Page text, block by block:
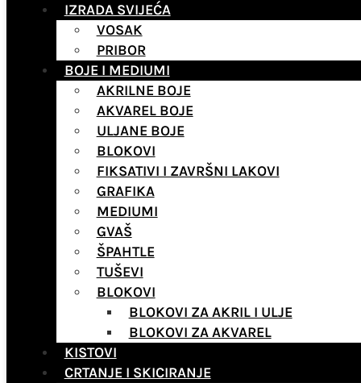
IZRADA SVIJEĆA
VOSAK
PRIBOR
BOJE I MEDIUMI
AKRILNE BOJE
AKVAREL BOJE
ULJANE BOJE
BLOKOVI
FIKSATIVI I ZAVRŠNI LAKOVI
GRAFIKA
MEDIUMI
GVAŠ
ŠPAHTLE
TUŠEVI
BLOKOVI
BLOKOVI ZA AKRIL I ULJE
BLOKOVI ZA AKVAREL
KISTOVI
CRTANJE I SKICIRANJE